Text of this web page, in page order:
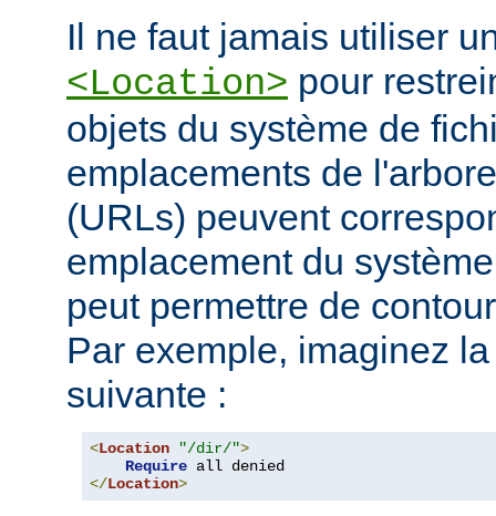
Il ne faut jamais utiliser
<Location> pour
objets du système de
emplacements de
(URLs) peuvent
emplacement du
peut permettre de
Par exemple, imaginez
suivante :
<Location "/dir/">
Require
</Location>